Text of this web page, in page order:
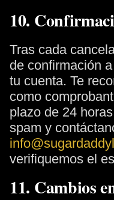
10.
Tras cada
de confirmación
tu cuenta. Te
como
plazo de 24
spam y
verifiquemos el
11. Cambios